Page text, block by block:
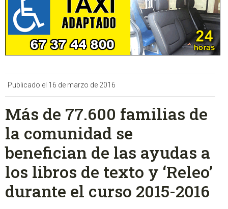
Publicado el 16 de marzo de 2016
Más de 77.600 familias de
la comunidad se
benefician de las ayudas a
los libros de texto y ‘Releo’
durante el curso 2015-2016